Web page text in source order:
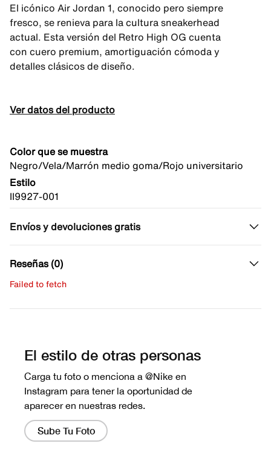
El icónico Air Jordan 1, conocido pero siempre
fresco, se renieva para la cultura sneakerhead
actual. Esta versión del Retro High OG cuenta
con cuero premium, amortiguación cómoda y
detalles clásicos de diseño.
Ver datos del producto
Color que se muestra
Negro/Vela/Marrón medio goma/Rojo universitario
Estilo
II9927-001
Envíos y devoluciones gratis
Reseñas (0)
Failed to fetch